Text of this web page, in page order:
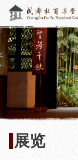
活动
展览